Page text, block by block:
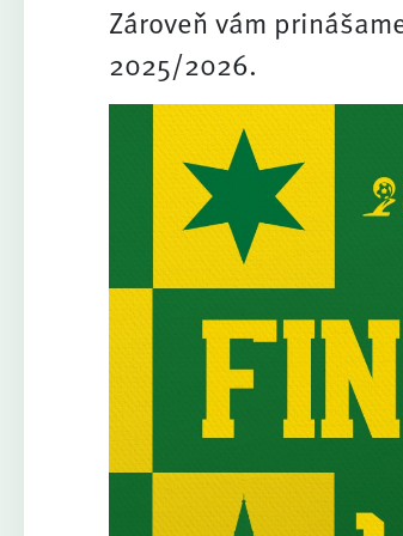
Zároveň vám
2025/2026.